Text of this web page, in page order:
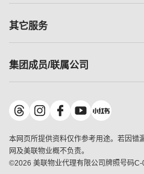
美联豪宅
独家楼盘
租房
查询热线
按揭计算机
负担能力计算机
转按计算机
缴款方式
指数
历史成交
小区成交排行榜
地区百科
其它服务
小区专页
美联精英会
美善会
地产经纪人管理协会
集团成员/联属公司
美联物业
鋑联控股*
美联工商铺*
美联中国
美联澳门
本网页所提供资料仅作参考用途。若因错
网及美联物业概不负责。
©2026 美联物业代理有限公司牌照号码